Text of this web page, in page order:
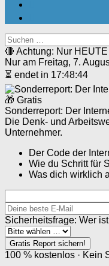
Suchen
nach:
🔴 Achtung: Nur
Nur am Freitag, 7.
⏳ endet in 17:48:44
🎁 Gratis
Sonderreport: Der
Die Denk- und
Unternehmer.
Der Code der
Wie du Schritt für
Was dich wirklich
Sicherheitsfrage: Wer
Gratis Report sichern!
100 % kostenlos · Kein